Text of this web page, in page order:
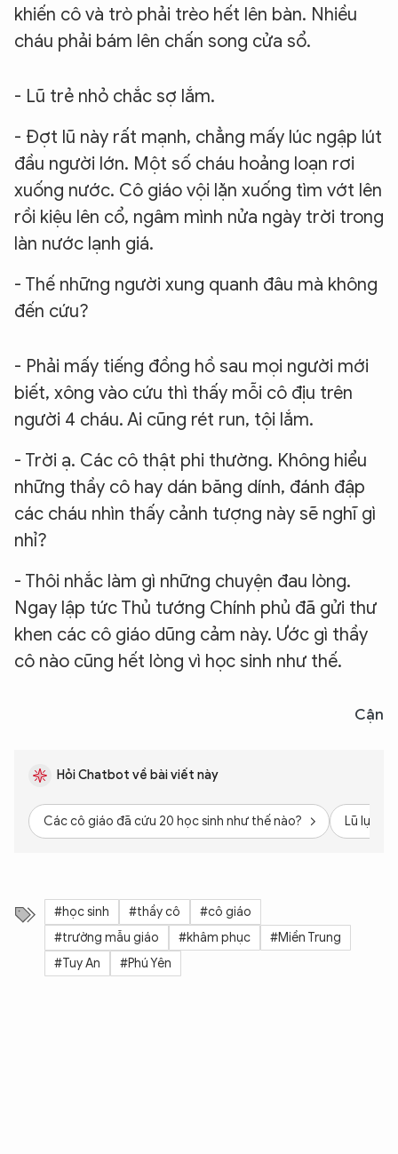
khiến cô và trò phải trèo hết lên bàn. Nhiều
cháu phải bám lên chấn song cửa sổ.
- Lũ trẻ nhỏ chắc sợ lắm.
- Đợt lũ này rất mạnh, chẳng mấy lúc ngập lút
đầu người lớn. Một số cháu hoảng loạn rơi
xuống nước. Cô giáo vội lặn xuống tìm vớt lên
rồi kiệu lên cổ, ngâm mình nửa ngày trời trong
làn nước lạnh giá.
- Thế những người xung quanh đâu mà không
đến cứu?
- Phải mấy tiếng đồng hồ sau mọi người mới
biết, xông vào cứu thì thấy mỗi cô địu trên
người 4 cháu. Ai cũng rét run, tội lắm.
- Trời ạ. Các cô thật phi thường. Không hiểu
những thầy cô hay dán băng dính, đánh đập
các cháu nhìn thấy cảnh tượng này sẽ nghĩ gì
nhỉ?
- Thôi nhắc làm gì những chuyện đau lòng.
Ngay lập tức Thủ tướng Chính phủ đã gửi thư
khen các cô giáo dũng cảm này. Ước gì thầy
cô nào cũng hết lòng vì học sinh như thế.
Cận
Hỏi Chatbot về bài viết này
Các cô giáo đã cứu 20 học sinh như thế nào? Lũ lụt ở
#học sinh #thầy cô
#cô giáo
#trường mẫu giáo
#khâm phục
#Miền Trung
#Tuy An
#Phú Yên